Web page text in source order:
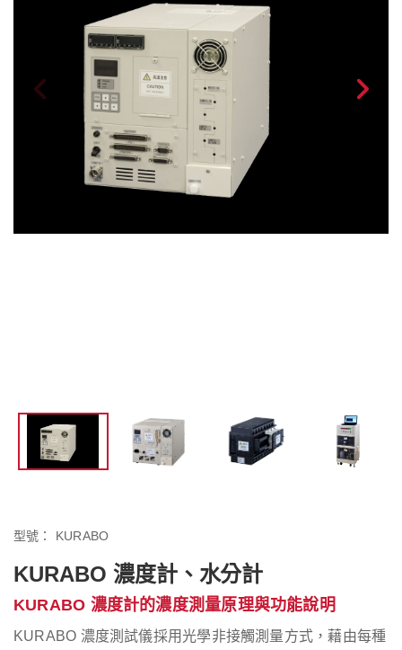
型號： KURABO
KURABO 濃度計、水分計
KURABO 濃度計的濃度測量原理與功能說明
KURABO 濃度測試儀採用光學非接觸測量方式，藉由每種